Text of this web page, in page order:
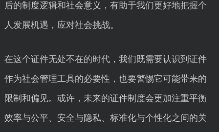
后的制度逻辑和社会意义，有助于我们更好地把握个
人发展机遇，应对社会挑战。
在这个证件无处不在的时代，我们既需要认识到证件
作为社会管理工具的必要性，也要警惕它可能带来的
限制和偏见。或许，未来的证件制度会更加注重平衡
效率与公平、安全与隐私、标准化与个性化之间的关